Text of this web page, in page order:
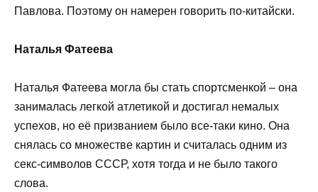
Павлова. Поэтому он намерен говорить по-китайски.
Наталья Фатеева
Наталья Фатеева могла бы стать спортсменкой – она
занималась легкой атлетикой и достигал немалых
успехов, но её призванием было все-таки кино. Она
снялась со множестве картин и считалась одним из
секс-символов СССР, хотя тогда и не было такого
слова.